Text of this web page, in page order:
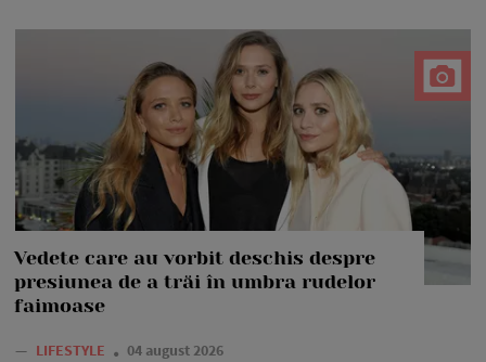
Vedete care au vorbit deschis despre
presiunea de a trăi în umbra rudelor
faimoase
— LIFESTYLE 04 august 2026